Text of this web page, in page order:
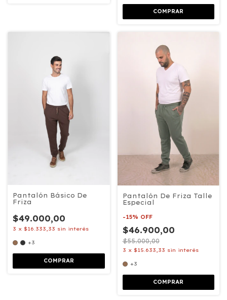
COMPRAR
Pantalón Básico De
Friza
$49.000,00
3 x $16.333,33 sin interés
+3
COMPRAR
Pantalón De Friza Talle
Especial
-15% OFF
$46.900,00
$55.000,00
3 x $15.633,33 sin interés
+3
COMPRAR